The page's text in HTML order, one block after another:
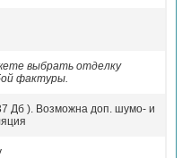
выбрать отделку
фактуры.
Дб ). Возможна доп. шумо- и